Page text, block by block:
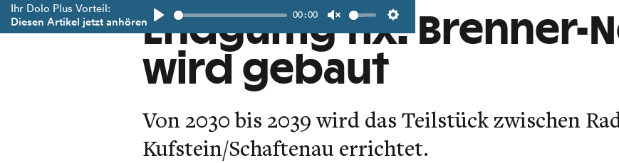
Ihr Dolo Plus Vorteil:
Diesen Artikel jetzt anhören 00:00
Settings
Endgültig fix: Brenner-
wird gebaut
Von 2030 bis 2039 wird das Teilstück zwischen
Kufstein/Schaftenau errichtet.